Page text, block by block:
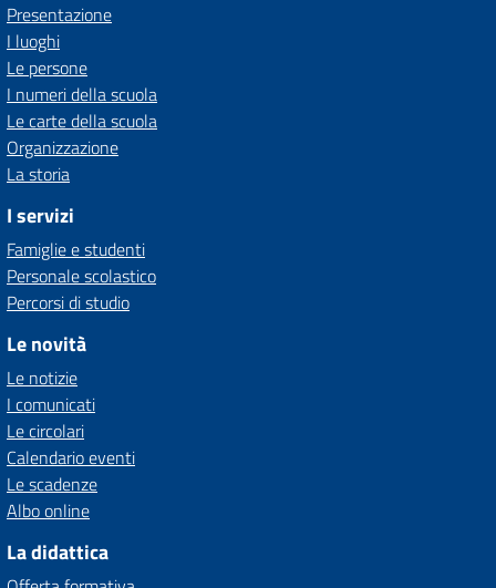
Presentazione
I luoghi
Le persone
I numeri della scuola
Le carte della scuola
Organizzazione
La storia
I servizi
Famiglie e studenti
Personale scolastico
Percorsi di studio
Le novità
Le notizie
I comunicati
Le circolari
Calendario eventi
Le scadenze
Albo online
La didattica